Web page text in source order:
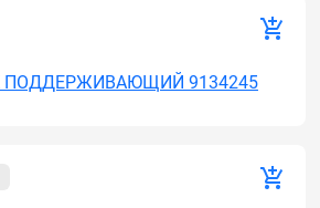
ПОДДЕРЖИВАЮЩИЙ 9134245